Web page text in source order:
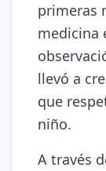
primeras
medicina
llevó a
que
niño.
A través